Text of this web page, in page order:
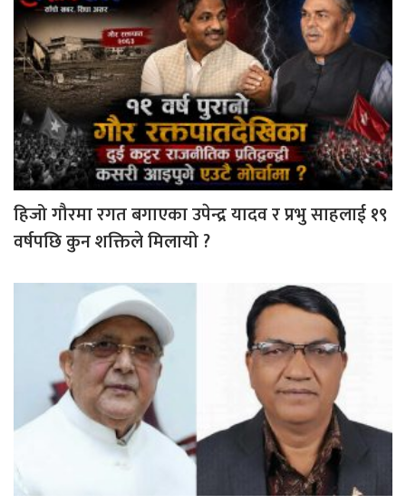
हिजो गौरमा रगत बगाएका उपेन्द्र यादव र प्रभु साहलाई १९
वर्षपछि कुन शक्तिले मिलायो ?